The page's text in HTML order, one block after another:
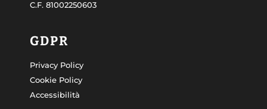
C.F. 81002250603
GDPR
Privacy Policy
Cookie Policy
Accessibilità